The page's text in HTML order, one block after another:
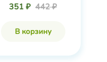
351 ₽ 442 ₽
В корзину